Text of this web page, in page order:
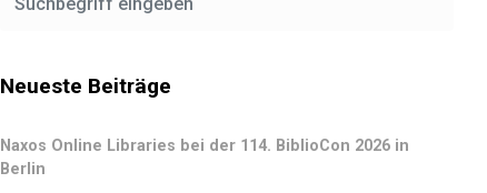
Neueste Beiträge
Naxos Online Libraries bei der 114. BiblioCon 2026 in
Berlin